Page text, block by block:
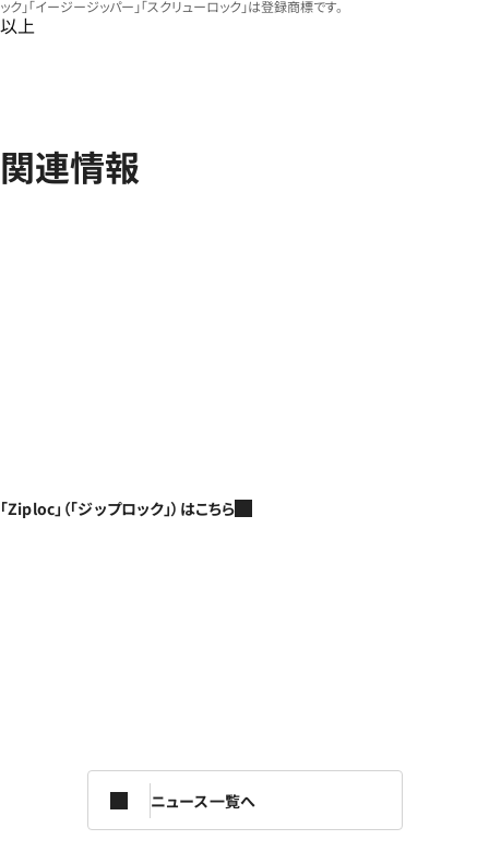
ック」「イージージッパー」「スクリューロック」は登録商標です。
以上
関連情報
「Ziploc」（「ジップロック」）はこちら
ニュース一覧へ